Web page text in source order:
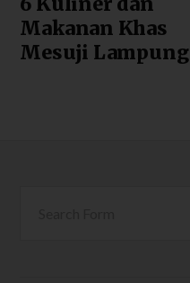
Makanan Khas
Mesuji Lampung